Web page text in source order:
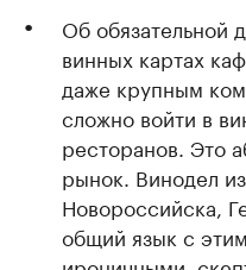
Об обязательной
винных картах
даже крупным
сложно войти в
ресторанов. Это
рынок. Винодел
Новороссийска,
общий язык с